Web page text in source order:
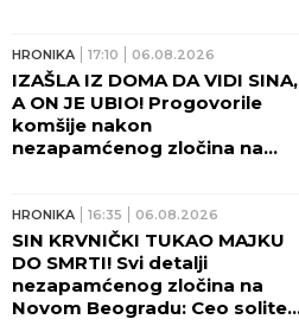
HRONIKA 17:10 06.08.2026
IZAŠLA IZ DOMA DA VIDI SINA,
A ON JE UBIO! Progovorile
komšije nakon
nezapamćenog zločina na
HRONIKA 16:35 06.08.2026
SIN KRVNIČKI TUKAO MAJKU
DO SMRTI! Svi detalji
nezapamćenog zločina na
Novom Beogradu: Ceo soliter